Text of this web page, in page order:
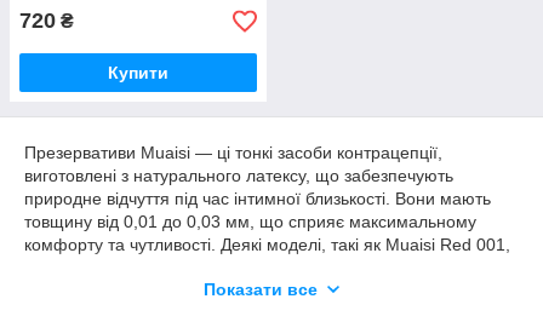
720 ₴
Купити
Презервативи Muaisi — ці тонкі засоби контрацепції,
виготовлені з натурального латексу, що забезпечують
природне відчуття під час інтимної близькості. Вони мають
товщину від 0,01 до 0,03 мм, що сприяє максимальному
комфорту та чутливості. Деякі моделі, такі як Muaisi Red 001,
покращеного зволоження. Презервативи доступні в різних
Показати все